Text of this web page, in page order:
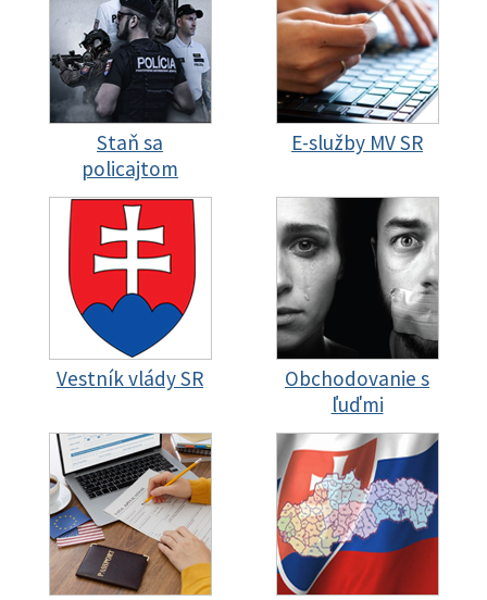
Staň sa
policajtom
E-služby MV SR
Vestník vlády SR
Obchodovanie s
ľuďmi